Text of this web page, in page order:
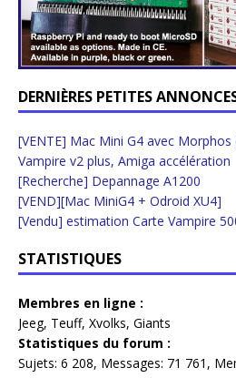
DERNIÈRES PETITES
[VENTE] Mac Mini G4 avec Morphos
Vampire v2 plus, Amiga accélération
[Recherche] Depannage A1200
[VEND][Mac MiniG4 + Odroid XU4]
[Vendu] estimation Carte Vampire
STATISTIQUES
Membres en ligne :
Jeeg, Teuff, Xvolks, Giants
Statistiques du forum :
Sujets: 6 208, Messages: 71 761,